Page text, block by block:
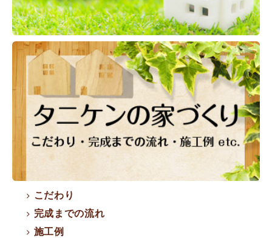
こだわり
完成までの流れ
施工例